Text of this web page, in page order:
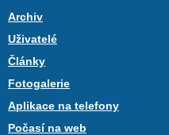
Archiv
Uživatelé
Články
Fotogalerie
Aplikace na telefony
Počasí na web